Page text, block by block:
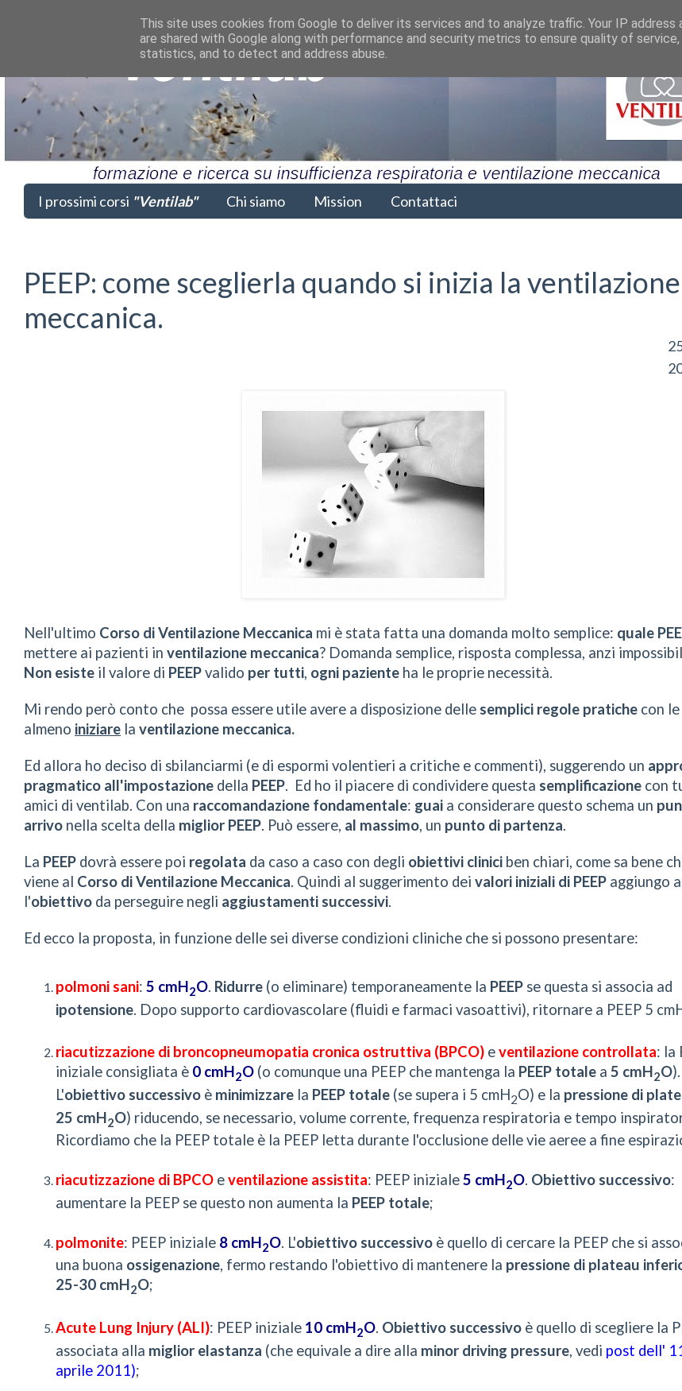
I prossimi corsi "Ventilab" Chi siamo Mission Contattaci
PEEP: come sceglierla quando si inizia la ventilazione
meccanica.
Nell'ultimo Corso di Ventilazione Meccanica mi è stata fatta una domanda molto semplice: quale
mettere ai pazienti in ventilazione meccanica? Domanda semplice, risposta complessa, anzi
Non esiste il valore di PEEPvalido per tutti, ogni paziente ha le proprie necessità.
Mi rendo però conto che possa essere utile avere a disposizione delle semplici regole pratiche con
almeno iniziare la ventilazione meccanica.
Ed allora ho deciso di sbilanciarmi (e di espormi volentieri a critiche e commenti), suggerendo un
pragmatico all'impostazione della PEEP. Ed ho il piacere di condividere questa semplificazione con
amici di ventilab. Con una raccomandazione fondamentale: guai a considerare questo schema un
arrivo nella scelta della miglior PEEP. Può essere, al massimo, un punto di partenza.
La PEEP dovrà essere poi regolata da caso a caso con degli obiettivi clinici ben chiari, come sa bene
viene al Corso di Ventilazione Meccanica. Quindi al suggerimento dei valori iniziali di PEEP aggiungo
l'obiettivo da perseguire negli aggiustamenti successivi.
Ed ecco la proposta, in funzione delle sei diverse condizioni cliniche che si possono presentare:
polmoni sani: 5 cmH2O. Ridurre (o eliminare) temporaneamente la PEEP se questa si associa ad
ipotensione. Dopo supporto cardiovascolare (fluidi e farmaci vasoattivi), ritornare a PEEP 5
riacutizzazione di broncopneumopatia cronica ostruttiva (BPCO) eventilazione controllata: la
iniziale consigliata è 0 cmH2O (o comunque una PEEP che mantenga la PEEP totale a 5 cmH2O).
L'obiettivo successivo è minimizzare la PEEP totale (se supera i 5 cmH2O) e la pressione di
25 cmH2O) riducendo, se necessario, volume corrente, frequenza respiratoria e tempo
Ricordiamo che la PEEP totale è la PEEP letta durante l'occlusione delle vie aeree a fine
riacutizzazione di BPCO eventilazione assistita: PEEP iniziale5 cmH2O. Obiettivo successivo:
aumentare la PEEP se questo non aumenta la PEEP totale;
polmonite: PEEP iniziale 8 cmH2O. L'obiettivo successivo è quello di cercare la PEEP che si
una buona ossigenazione, fermo restando l'obiettivo di mantenere la pressione di plateau
25-30 cmH2O;
Acute Lung Injury (ALI): PEEP iniziale 10 cmH2O. Obiettivo successivo è quello di scegliere la
associata alla miglior elastanza (che equivale a dire alla minor driving pressure, vedi post dell'
aprile 2011);
This site uses cookies from Google to deliver its services and to analyze traffic. Your IP address
are shared with Google along with performance and security metrics to ensure quality of
statistics, and to detect and address abuse.